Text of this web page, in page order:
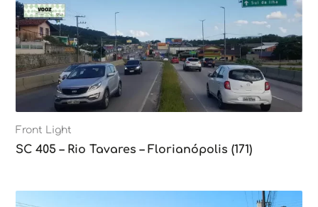
Front Light
SC 405 – Rio Tavares – Florianópolis (171)